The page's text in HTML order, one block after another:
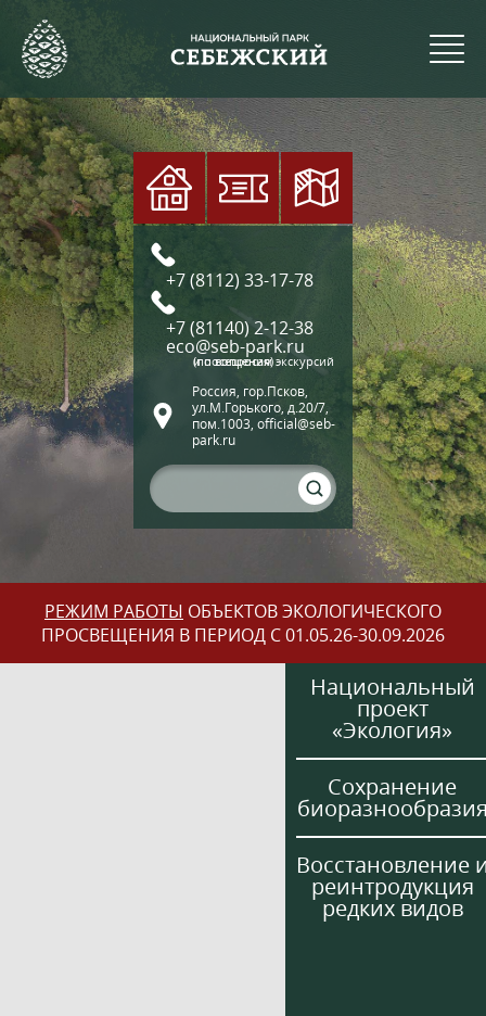
+7 (8112) 33-17-78
+7 (81140) 2-12-38
eco@seb-park.ru
(по вопросам экскурсий и посещения)
Россия, гор.Псков,
ул.М.Горького, д.20/7,
пом.1003, official@seb-
park.ru
РЕЖИМ РАБОТЫ ОБЪЕКТОВ ЭКОЛОГИЧЕСКОГО
ПРОСВЕЩЕНИЯ В ПЕРИОД С 01.05.26-30.09.2026
Национальный
проект
«Экология»
Сохранение
Восстановление
реинтродукция
редких видов